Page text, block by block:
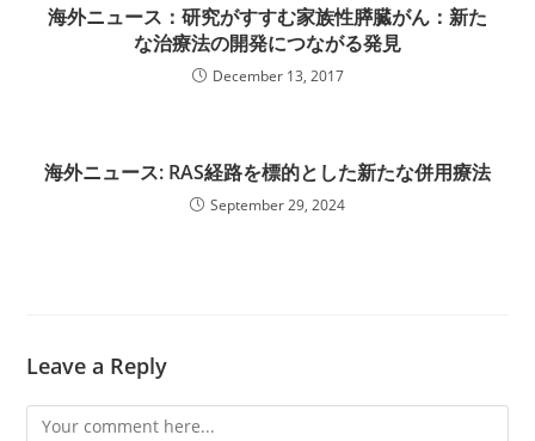
海外ニュース：研究がすすむ家族性膵臓がん：新た
な治療法の開発につながる発見
December 13, 2017
海外ニュース: RAS経路を標的とした新たな併用療法
September 29, 2024
Leave a Reply
Comment